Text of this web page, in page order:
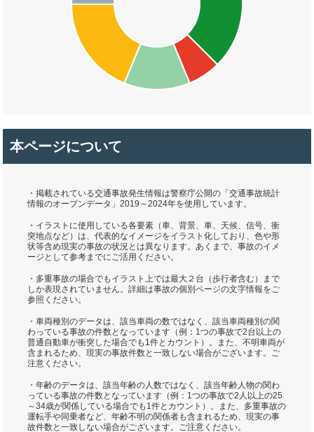
本ページについて
・掲載されている交通事故発生情報は警察庁公開の「交通事故統計
情報のオープンデータ」2019～2024年を使用しています。
・イラストに使用している各要素（車、背景、車、天候、信号、衝
突地点など）は、代表的なイメージをイラスト化しており、色や形
状等含め現実の事故の状況とは異なります。あくまで、事故のイメ
ージとして参考までにご活用ください。
・多重事故の場合でもイラスト上では最大２台（歩行者含む）まで
しか表現されていません。詳細は事故の個別ページの文字情報をご
参照ください。
・車両種別のデータは、該当車両の数ではなく、該当車両種別の関
わっている事故の件数となっています（例：1つの事故で2台以上の
普通自動車が衝突した場合でも1件とカウント）。また、不明車両が
含まれるため、現実の事故件数と一致しない場合がございます。ご
注意ください。
・年齢のデータは、該当年齢の人数ではなく、該当年齢人物の関わ
っている事故の件数となっています（例：1つの事故で2人以上の25
～34歳が関係している場合でも1件とカウント）。また、多重事故の
運転手や同乗者など、年齢不明の関係者も含まれるため、現実の事
故件数と一致しない場合がございます。ご注意ください。